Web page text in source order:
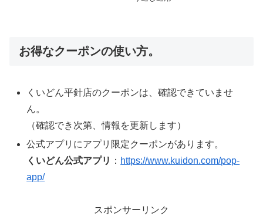
お得なクーポンの使い方。
くいどん平針店のクーポンは、確認できていませ
ん。
（確認でき次第、情報を更新します）
公式アプリにアプリ限定クーポンがあります。
くいどん公式アプリ ： https://www.kuidon.com/pop-
app/
スポンサーリンク